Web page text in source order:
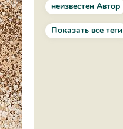
неизвестен Автор
Показать все теги